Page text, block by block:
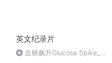
英文纪录片
血糖飙升Glucose Spike_